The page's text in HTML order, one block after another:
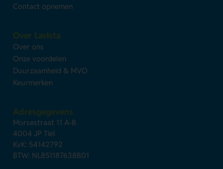
Contact opnemen
Over Lavista
Over ons
Onze voordelen
Duurzaamheid & MVO
Keurmerken
Adresgegevens
Morsestraat 11 A-B
4004 JP Tiel
KvK: 54142792
BTW: NL851187638B01